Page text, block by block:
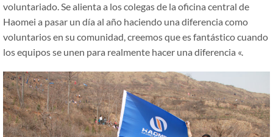
voluntariado. Se alienta a los colegas de la oficina central de
Haomei a pasar un día al año haciendo una diferencia como
voluntarios en su comunidad, creemos que es fantástico cuando
los equipos se unen para realmente hacer una diferencia «.